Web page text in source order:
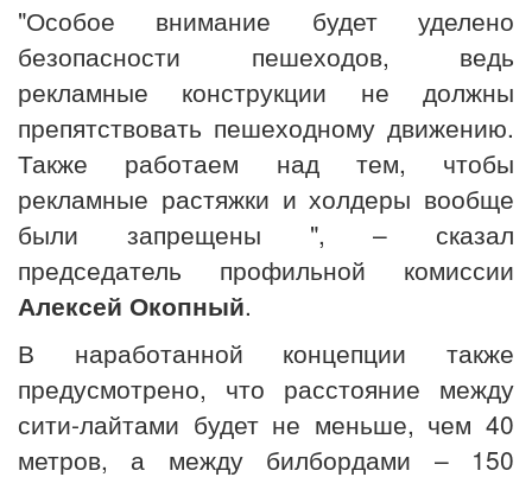
"Особое внимание будет уделено
безопасности пешеходов, ведь
рекламные конструкции не должны
препятствовать пешеходному движению.
Также работаем над тем, чтобы
рекламные растяжки и холдеры вообще
были запрещены ", – сказал
председатель профильной комиссии
Алексей Окопный.
В наработанной концепции также
предусмотрено, что расстояние между
сити-лайтами будет не меньше, чем 40
метров, а между билбордами – 150